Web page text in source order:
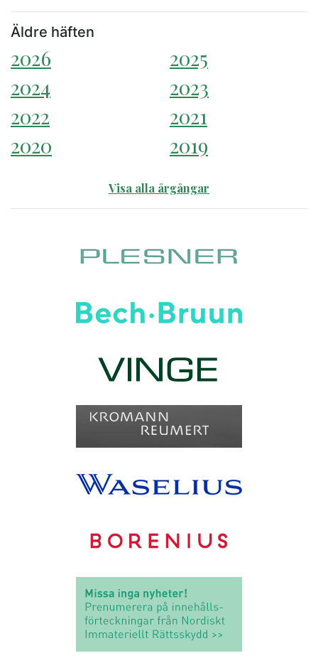
Äldre häften
2026
2025
2024
2023
2022
2021
2020
2019
Visa alla årgångar